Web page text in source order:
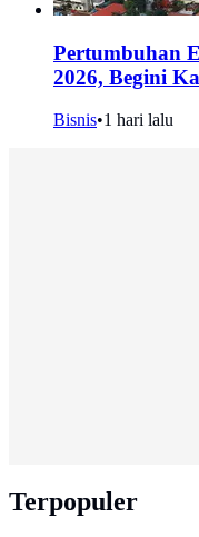
Pertumbuhan
2026, Begini
Bisnis•1 hari lalu
Terpopuler